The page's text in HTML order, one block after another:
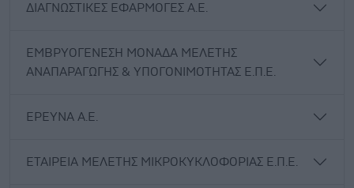
ΔΙΑΓΝΩΣΤΙΚΕΣ ΕΦΑΡΜΟΓΕΣ Α.Ε.
ΕΜΒΡΥΟΓΕΝΕΣΗ ΜΟΝΑΔΑ ΜΕΛΕΤΗΣ
ΑΝΑΠΑΡΑΓΩΓΗΣ & ΥΠΟΓΟΝΙΜΟΤΗΤΑΣ Ε.Π.Ε.
ΕΡΕΥΝΑ Α.Ε.
ΕΤΑΙΡΕΙΑ ΜΕΛΕΤΗΣ ΜΙΚΡΟΚΥΚΛΟΦΟΡΙΑΣ Ε.Π.Ε.